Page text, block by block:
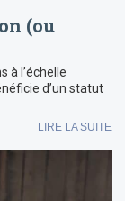
(ou
à l’échelle
d’un statut
LIRE LA SUITE